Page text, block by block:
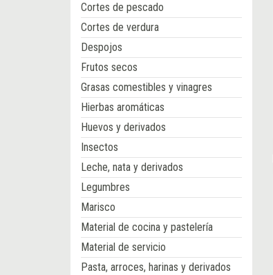
Cortes de pescado
Cortes de verdura
Despojos
Frutos secos
Grasas comestibles y vinagres
Hierbas aromáticas
Huevos y derivados
Insectos
Leche, nata y derivados
Legumbres
Marisco
Material de cocina y pastelería
Material de servicio
Pasta, arroces, harinas y derivados